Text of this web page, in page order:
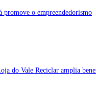
promove o empreendedorismo
do Vale Reciclar amplia